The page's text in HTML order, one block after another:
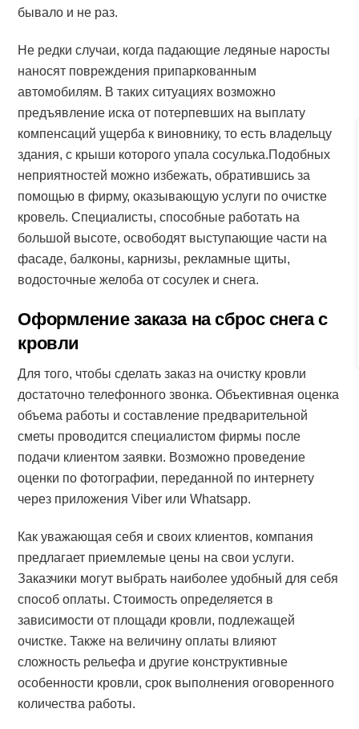
бывало и не раз.
Не редки случаи, когда падающие ледяные наросты
наносят повреждения припаркованным
автомобилям. В таких ситуациях возможно
предъявление иска от потерпевших на выплату
компенсаций ущерба к виновнику, то есть владельцу
здания, с крыши которого упала сосулька.Подобных
неприятностей можно избежать, обратившись за
помощью в фирму, оказывающую услуги по очистке
кровель. Специалисты, способные работать на
большой высоте, освободят выступающие части на
фасаде, балконы, карнизы, рекламные щиты,
водосточные желоба от сосулек и снега.
Оформление заказа на сброс снега с
кровли
Для того, чтобы сделать заказ на очистку кровли
достаточно телефонного звонка. Объективная оценка
объема работы и составление предварительной
сметы проводится специалистом фирмы после
подачи клиентом заявки. Возможно проведение
оценки по фотографии, переданной по интернету
через приложения Viber или Whatsapp.
Как уважающая себя и своих клиентов, компания
предлагает приемлемые цены на свои услуги.
Заказчики могут выбрать наиболее удобный для себя
способ оплаты. Стоимость определяется в
зависимости от площади кровли, подлежащей
очистке. Также на величину оплаты влияют
сложность рельефа и другие конструктивные
особенности кровли, срок выполнения оговоренного
количества работы.